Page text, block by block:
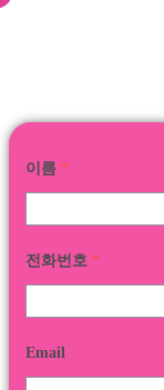
이름 *
전화번호 *
Email